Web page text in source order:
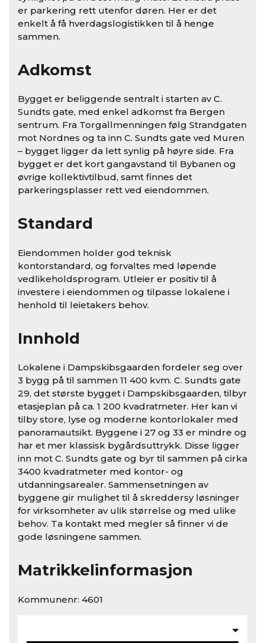
er parkering rett utenfor døren. Her er det
enkelt å få hverdagslogistikken til å henge
sammen.
Adkomst
Bygget er beliggende sentralt i starten av C.
Sundts gate, med enkel adkomst fra Bergen
sentrum. Fra Torgallmenningen følg Strandgaten
mot Nordnes og ta inn C. Sundts gate ved Muren
– bygget ligger da lett synlig på høyre side. Fra
bygget er det kort gangavstand til Bybanen og
øvrige kollektivtilbud, samt finnes det
parkeringsplasser rett ved eiendommen.
Standard
Eiendommen holder god teknisk
kontorstandard, og forvaltes med løpende
vedlikeholdsprogram. Utleier er positiv til å
investere i eiendommen og tilpasse lokalene i
henhold til leietakers behov.
Innhold
Lokalene i Dampskibsgaarden fordeler seg over
3 bygg på til sammen 11 400 kvm. C. Sundts gate
29, det største bygget i Dampskibsgaarden, tilbyr
etasjeplan på ca. 1 200 kvadratmeter. Her kan vi
tilby store, lyse og moderne kontorlokaler med
panoramautsikt. Byggene i 27 og 33 er mindre og
har et mer klassisk bygårdsuttrykk. Disse ligger
inn mot C. Sundts gate og byr til sammen på cirka
3400 kvadratmeter med kontor- og
utdanningsarealer. Sammensetningen av
byggene gir mulighet til å skreddersy løsninger
for virksomheter av ulik størrelse og med ulike
behov. Ta kontakt med megler så finner vi de
gode løsningene sammen.
Matrikkelinformasjon
Kommunenr: 4601